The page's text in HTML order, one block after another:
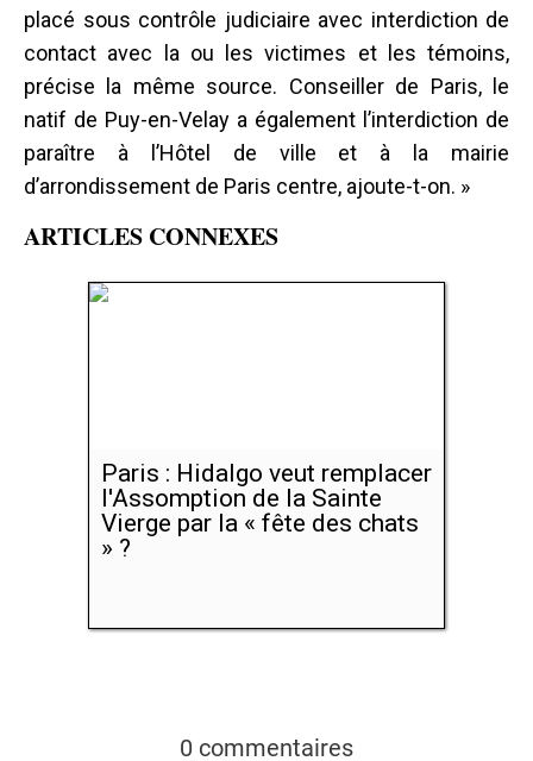
placé sous contrôle judiciaire avec interdiction de
contact avec la ou les victimes et les témoins,
précise la même source. Conseiller de Paris, le
natif de Puy-en-Velay a également l’interdiction de
paraître à l’Hôtel de ville et à la mairie
d’arrondissement de Paris centre, ajoute-t-on. »
ARTICLES CONNEXES
Paris : Hidalgo veut remplacer
l'Assomption de la Sainte
Vierge par la « fête des chats
» ?
0 commentaires